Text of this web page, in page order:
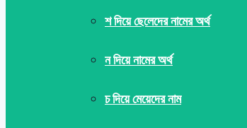
শ দিয়ে ছেলেদের নামের অর্থ
ন দিয়ে নামের অর্থ
চ দিয়ে মেয়েদের নাম